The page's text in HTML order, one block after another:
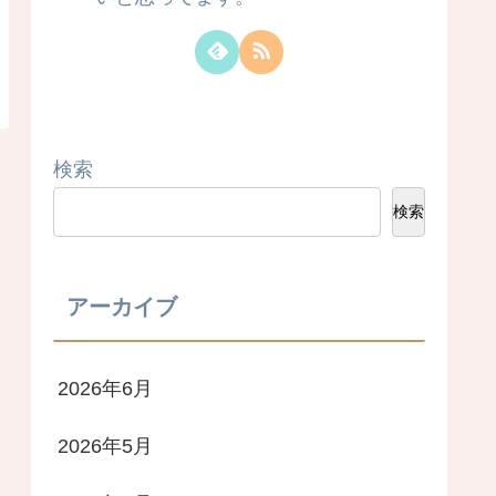
検索
検索
アーカイブ
2026年6月
2026年5月